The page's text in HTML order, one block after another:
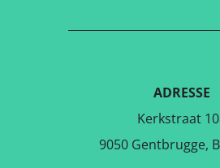
ADRESSE
Kerkstraat
9050 Gentbrugge,